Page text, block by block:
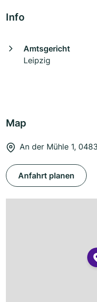
Info
Amtsgericht
Leipzig
Map
An der Mühle 1,
Anfahrt planen